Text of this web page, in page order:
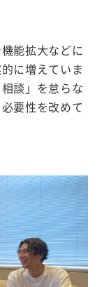
能拡大などに
に増えていま
談」を怠らな
要性を改めて